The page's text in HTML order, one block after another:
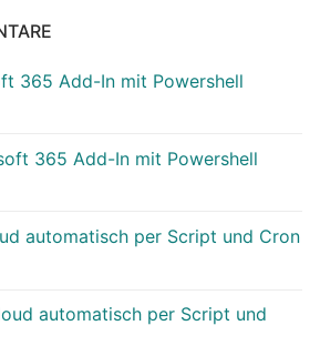
365 Add-In mit Powershell
365 Add-In mit Powershell
automatisch per Script und Cron
automatisch per Script und